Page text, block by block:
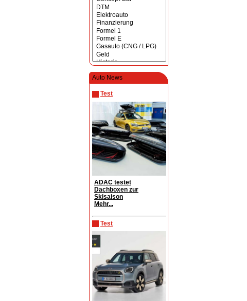
Auto News
Test
ADAC testet
Dachboxen zur
Skisaison
Mehr...
Test